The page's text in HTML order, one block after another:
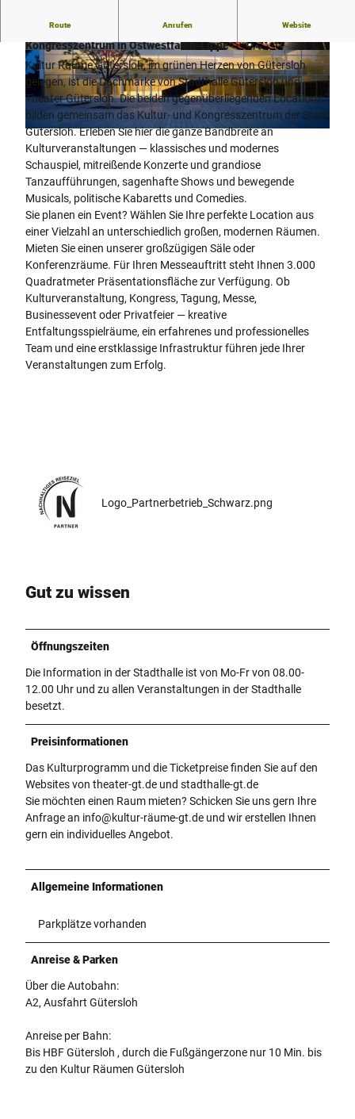
© Volker Zimmermann, Kultur Räume Gütersloh |CC-BY-SA
© Hanna Neander |CC-BY-SA © Mike Rehm, Kultur Räume Gütersloh
Route Anrufen Website
Kultur Räume Gütersloh – Das moderne Kultur- und
Kongresszentrum in Ostwestfalen-Lippe
Kultur Räume Gütersloh, im grünen Herzen von Gütersloh
gelegen, ist die Dachmarke von Stadthalle Gütersloh und
Theater Gütersloh. Die beiden gegenüberliegenden Locations
bilden gemeinsam das Kultur- und Kongresszentrum der Stadt
Gütersloh. Erleben Sie hier die ganze Bandbreite an
Kulturveranstaltungen — klassisches und modernes
Schauspiel, mitreißende Konzerte und grandiose
Tanzaufführungen, sagenhafte Shows und bewegende
Musicals, politische Kabaretts und Comedies.
Sie planen ein Event? Wählen Sie Ihre perfekte Location aus
einer Vielzahl an unterschiedlich großen, modernen Räumen.
Mieten Sie einen unserer großzügigen Säle oder
Konferenzräume. Für Ihren Messeauftritt steht Ihnen 3.000
Quadratmeter Präsentationsfläche zur Verfügung. Ob
Kulturveranstaltung, Kongress, Tagung, Messe,
Businessevent oder Privatfeier — kreative
Entfaltungsspielräume, ein erfahrenes und professionelles
Team und eine erstklassige Infrastruktur führen jede Ihrer
Veranstaltungen zum Erfolg.
Logo_Partnerbetrieb_Schwarz.png
Gut zu wissen
Öffnungszeiten
Die Information in der Stadthalle ist von Mo-Fr von 08.00-
12.00 Uhr und zu allen Veranstaltungen in der Stadthalle
besetzt.
Preisinformationen
Das Kulturprogramm und die Ticketpreise finden Sie auf den
Websites von theater-gt.de und stadthalle-gt.de
Sie möchten einen Raum mieten? Schicken Sie uns gern Ihre
Anfrage an info@kultur-räume-gt.de und wir erstellen Ihnen
gern ein individuelles Angebot.
Allgemeine Informationen
Parkplätze vorhanden
Anreise & Parken
Über die Autobahn:
A2, Ausfahrt Gütersloh
Anreise per Bahn:
Bis HBF Gütersloh , durch die Fußgängerzone nur 10 Min. bis
zu den Kultur Räumen Gütersloh